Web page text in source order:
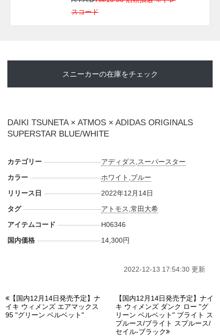
スコード
スニーカーの在庫をチェック
DAIKI TSUNETA × ATMOS × ADIDAS ORIGINALS
SUPERSTAR BLUE/WHITE
カテゴリー アディダス スーパースター
カラー
ホワイト ブルー
リリース日
2022年12月14日
タグ
アトモス ,常田大希
アイテムコード
H06346
国内価格
14,300円
2022-12-13 17:54:30 更新
【国内12月14日発売予定】ナ
イキ ウィメンズ エアマックス
95 "グリーン ベルベット"
【国内12月14日発売予定】ナイ
キ ウィメンズ ダンク ロー "グ
リーン ベルベット" ブライト ス
プルース/ブライト スプルース/
セイル-ブラック